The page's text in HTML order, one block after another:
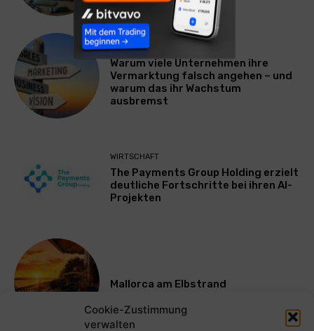
Cookie-Zustimmung
verwalten
WERBUNG & MARKETING
Warum viele Unternehmen ihre
Vermarktung falsch angehen – und
warum das ihr Wachstum
ausbremst
WIRTSCHAFT
The Payments Group Holding erzielt
deutliche Fortschritte bei ihren AI-
Projekten
Mallorca am Elbstrand